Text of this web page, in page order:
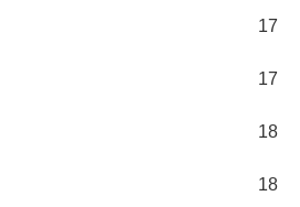
17
17
18
18